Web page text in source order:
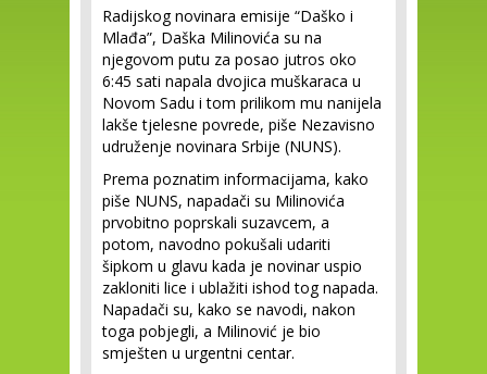
Radijskog novinara emisije “Daško i
Mlađa”, Daška Milinovića su na
njegovom putu za posao jutros oko
6:45 sati napala dvojica muškaraca u
Novom Sadu i tom prilikom mu nanijela
lakše tjelesne povrede, piše Nezavisno
udruženje novinara Srbije (NUNS).
Prema poznatim informacijama, kako
piše NUNS, napadači su Milinovića
prvobitno poprskali suzavcem, a
potom, navodno pokušali udariti
šipkom u glavu kada je novinar uspio
zakloniti lice i ublažiti ishod tog napada.
Napadači su, kako se navodi, nakon
toga pobjegli, a Milinović je bio
smješten u urgentni centar.